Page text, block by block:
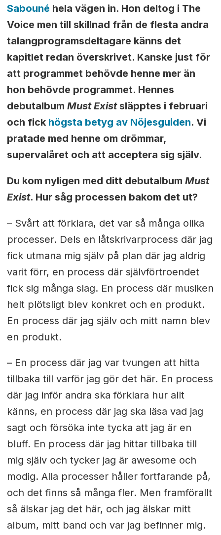
Sabouné hela vägen in. Hon deltog i The
Voice men till skillnad från de flesta andra
talangprogramsdeltagare känns det
kapitlet redan överskrivet. Kanske just för
att programmet behövde henne mer än
hon behövde programmet. Hennes
debutalbum Must Existsläpptes i februari
och fick högsta betyg av Nöjesguiden. Vi
pratade med henne om drömmar,
supervalåret och att acceptera sig själv.
Du kom nyligen med ditt debutalbum Must
Exist. Hur såg processen bakom det ut?
– Svårt att förklara, det var så många olika
processer. Dels en låtskrivarprocess där jag
fick utmana mig själv på plan där jag aldrig
varit förr, en process där självförtroendet
fick sig många slag. En process där musiken
helt plötsligt blev konkret och en produkt.
En process där jag själv och mitt namn blev
en produkt.
– En process där jag var tvungen att hitta
tillbaka till varför jag gör det här. En process
där jag inför andra ska förklara hur allt
känns, en process där jag ska läsa vad jag
sagt och försöka inte tycka att jag är en
bluff. En process där jag hittar tillbaka till
mig själv och tycker jag är awesome och
modig. Alla processer håller fortfarande på,
och det finns så många fler. Men framförallt
så älskar jag det här, och jag älskar mitt
album, mitt band och var jag befinner mig.